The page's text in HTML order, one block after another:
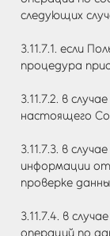
следующих
3.11.7.1. если
процедура
3.11.7.2. в
настоящего
3.11.7.3. в
информации
проверке
3.11.7.4. в
операций по